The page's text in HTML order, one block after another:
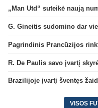
„Man Utd“ suteikė naują
G. Gineitis sudomino dar
R. De Paulis savo įvartį
VISOS